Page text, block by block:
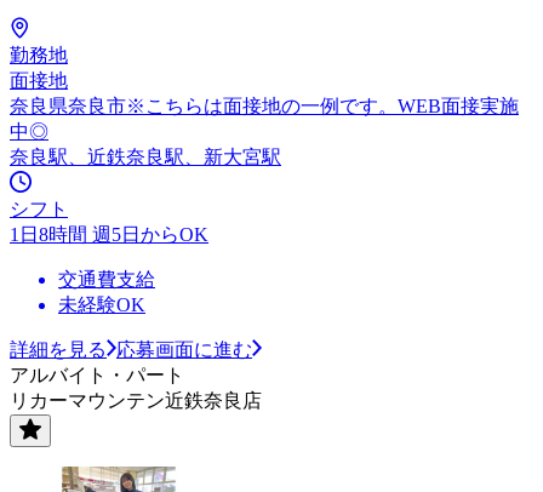
勤務地
面接地
奈良県奈良市※こちらは面接地の一例です。WEB面接実施
中◎
奈良駅、近鉄奈良駅、新大宮駅
シフト
1日8時間 週5日からOK
交通費支給
未経験OK
詳細を見る
応募画面に進む
アルバイト・パート
リカーマウンテン近鉄奈良店